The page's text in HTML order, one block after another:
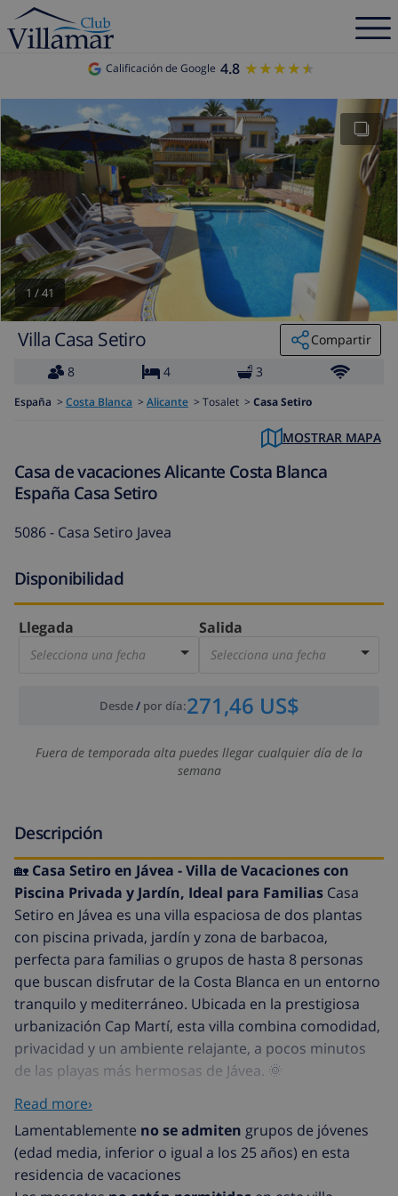
Calificación de Google 4.8 ★★★★★
★★★★★
1 /41
Villa Casa Setiro
Compartir
8
4 3
España > Costa Blanca > Alicante > Tosalet > Casa Setiro
MOSTRAR MAPA
Casa de vacaciones Alicante Costa Blanca
España Casa Setiro
5086 - Casa Setiro Javea
Disponibilidad
Llegada
Selecciona una fecha
Salida
Selecciona una fecha
Desde/ por día:271,46 US$
Fuera de temporada alta puedes llegar cualquier día de la
semana
Descripción
🏡 Casa Setiro en Jávea - Villa de Vacaciones con
Piscina Privada y Jardín, Ideal para Familias Casa
Setiro en Jávea es una villa espaciosa de dos plantas
con piscina privada, jardín y zona de barbacoa,
perfecta para familias o grupos de hasta 8 personas
que buscan disfrutar de la Costa Blanca en un entorno
tranquilo y mediterráneo. Ubicada en la prestigiosa
urbanización Cap Martí, esta villa combina comodidad,
privacidad y un ambiente relajante, a pocos minutos
de las playas más hermosas de Jávea. 🌞
Características principales de Casa Setiro
8 personas Superficie: villa espaciosa y luminosa de
dos plantas Wi-Fi gratuito Aire acondicionado en la
sala de estar y en 3 de los 4 dormitorios 4 dormitorios
con mosquiteras y persianas 3 baños completos con
Read more›
Lamentablemente no se admiten grupos de jóvenes
(edad media, inferior o igual a los 25 años) en esta
residencia de vacaciones